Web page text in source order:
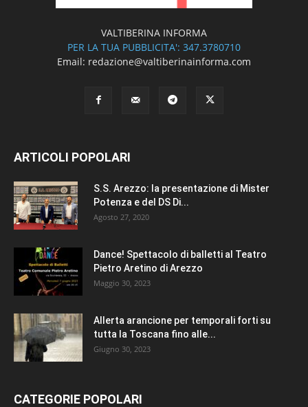
VALTIBERINA INFORMA
PER LA TUA PUBBLICITA': 347.3780710
Email: redazione@valtiberinainforma.com
ARTICOLI POPOLARI
S.S. Arezzo: la presentazione di Mister
Potenza e del DS Di...
Agosto 27, 2020
Dance! Spettacolo di balletti al Teatro
Pietro Aretino di Arezzo
Maggio 30, 2023
Allerta arancione per temporali forti su
tutta la Toscana fino alle...
Giugno 30, 2023
CATEGORIE POPOLARI